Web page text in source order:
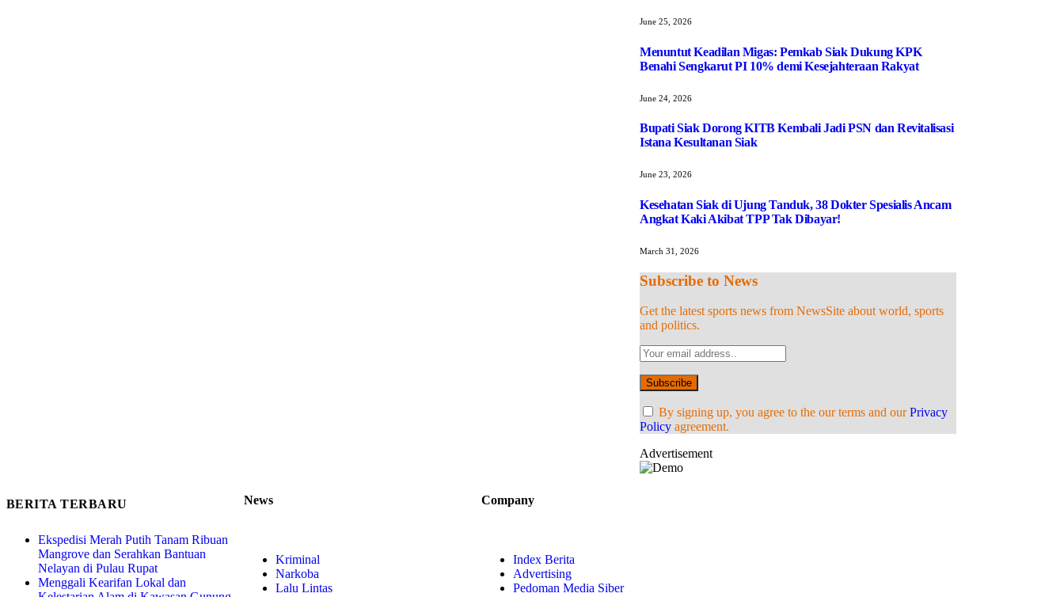
June 25, 2026
Menuntut Keadilan Migas: Pemkab Siak Dukung KPK
Benahi Sengkarut PI 10% demi Kesejahteraan Rakyat
June 24, 2026
Bupati Siak Dorong KITB Kembali Jadi PSN dan Revitalisasi
Istana Kesultanan Siak
June 23, 2026
Kesehatan Siak di Ujung Tanduk, 38 Dokter Spesialis Ancam
Angkat Kaki Akibat TPP Tak Dibayar!
March 31, 2026
Subscribe to News
Get the latest sports news from NewsSite about world, sports
and politics.
By signing up, you agree to the our terms and ourPrivacy
Policyagreement.
Advertisement
BERITA TERBARU
Ekspedisi Merah Putih Tanam Ribuan
Mangrove dan Serahkan Bantuan
Nelayan di Pulau Rupat
Menggali Kearifan Lokal dan
News
Kriminal
Narkoba
Lalu Lintas
Company
Index Berita
Advertising
Pedoman Media Siber